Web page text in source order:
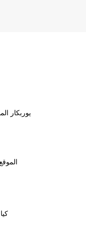
يوربكار